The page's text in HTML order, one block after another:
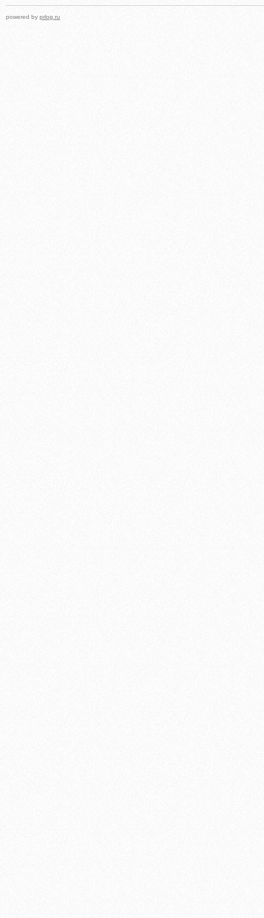
powered by prlog.ru